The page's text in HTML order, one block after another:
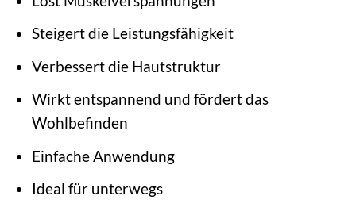
Steigert die Leistungsfähigkeit
Verbessert die Hautstruktur
Wirkt entspannend und fördert das
Wohlbefinden
Einfache Anwendung
Ideal für unterwegs